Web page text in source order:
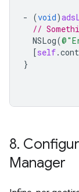
- (void)
//
NSLog(
[self.
}
8.
Manager